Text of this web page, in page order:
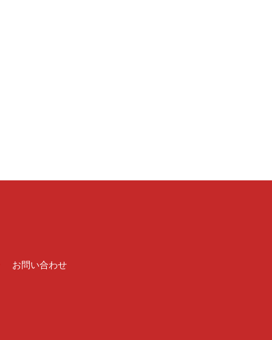
お問い合わせ